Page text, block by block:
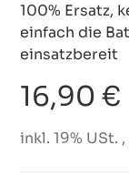
100% Ersatz,
einfach die
einsatzbereit
16,90 €
inkl. 19% USt. ,